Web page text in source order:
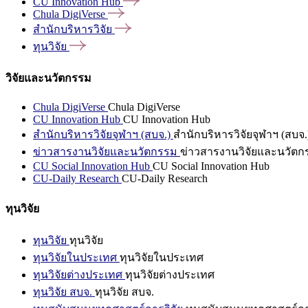
Chula DigiVerse
สำนักบริหารวิจัย
ทุนวิจัย
วิจัยและนวัตกรรม
Chula DigiVerse Chula DigiVerse
CU Innovation Hub CU Innovation Hub
สำนักบริหารวิจัยจุฬาฯ (สบจ.) สำนักบริหารวิจัยจุฬาฯ (สบจ
ข่าวสารงานวิจัยและนวัตกรรม ข่าวสารงานวิจัยและนวัตก
CU Social Innovation Hub CU Social Innovation Hub
CU-Daily Research CU-Daily Research
ทุนวิจัย
ทุนวิจัย ทุนวิจัย
ทุนวิจัยในประเทศ ทุนวิจัยในประเทศ
ทุนวิจัยต่างประเทศ ทุนวิจัยต่างประเทศ
ทุนวิจัย สบจ. ทุนวิจัย สบจ.